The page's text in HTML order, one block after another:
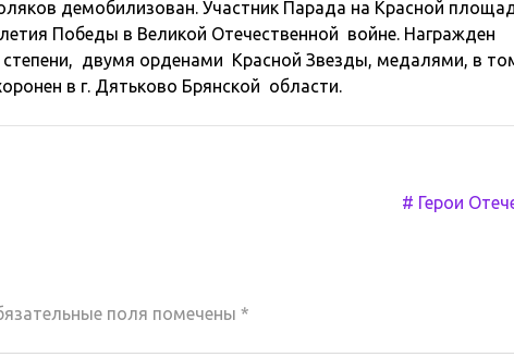
демобилизован. Участник Парада на Красной
Победы в Великой Отечественной войне. Награжден
двумя орденами Красной Звезды, медалями, в
в г. Дятьково Брянской области.
# Герои
поля помечены *